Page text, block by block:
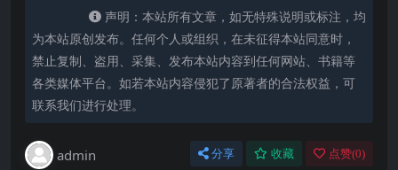
声明：本站所有文章，如无特殊说明或标注，均
为本站原创发布。任何个人或组织，在未征得本站同意时，
禁止复制、盗用、采集、发布本站内容到任何网站、书籍等
各类媒体平台。如若本站内容侵犯了原著者的合法权益，可
联系我们进行处理。
admin 分享 收藏 点赞(0)